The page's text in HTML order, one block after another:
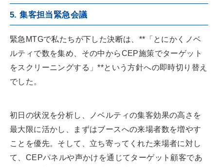
5. 集客担当緊急会議
緊急MTGで私たちが下した決断は、**「とにかくノベ
ルティで数を集め、その中からCEP施策でターゲット
をスクリーニングする」**という方針への即時切り替え
でした。
初日の状況を分析し、ノベルティの集客効果の高さを
最大限に活かし、まずはブースへの来場者数を増やす
ことを優先。そして、立ち寄ってくれた来場者に対し
て、CEPパネルや声かけを通じてターゲット顧客であ